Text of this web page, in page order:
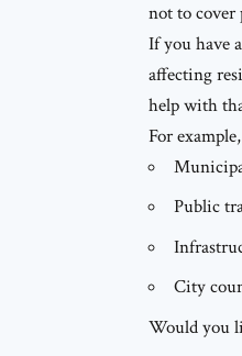
not to cover
If you have
affecting
help with
For
Public
City
Would you